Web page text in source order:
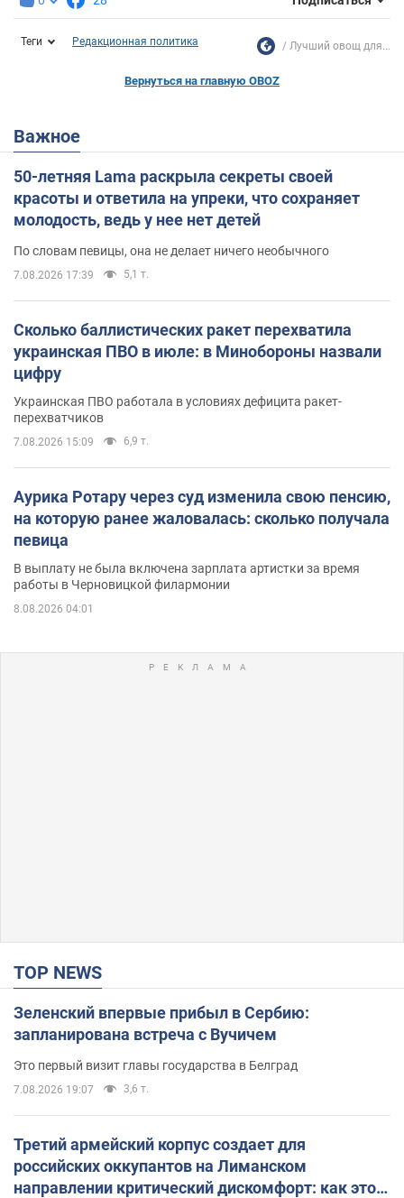
Теги Редакционная политика Лучший овощ для...
Вернуться на главную OBOZ
Важное
50-летняя Lama раскрыла секреты своей
красоты и ответила на упреки, что сохраняет
молодость, ведь у нее нет детей
По словам певицы, она не делает ничего необычного
7.08.2026 17:39 5,1 т.
Сколько баллистических ракет перехватила
украинская ПВО в июле: в Минобороны назвали
цифру
Украинская ПВО работала в условиях дефицита ракет-
перехватчиков
7.08.2026 15:09 6,9 т.
Аурика Ротару через суд изменила свою пенсию,
на которую ранее жаловалась: сколько получала
певица
В выплату не была включена зарплата артистки за время
работы в Черновицкой филармонии
8.08.2026 04:01
TOP NEWS
Зеленский впервые прибыл в Сербию:
запланирована встреча с Вучичем
Это первый визит главы государства в Белград
7.08.2026 19:07 3,6 т.
Третий армейский корпус создает для
российских оккупантов на Лиманском
направлении критический дискомфорт: как это